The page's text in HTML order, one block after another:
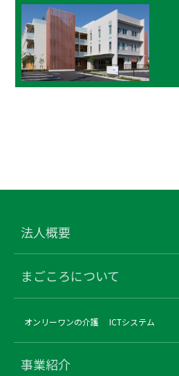
法人概要
まごころについて
オンリーワンの介護 ICTシステム
事業紹介